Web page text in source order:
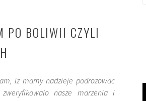
PO BOLIWII CZYLI
iz mamy nadzieje podrozowac
nasze marzenia i